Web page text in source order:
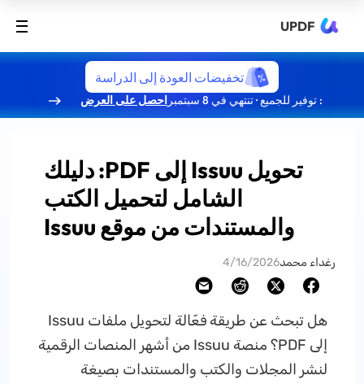
UPDF
تخفيضات العودة إلى الدراسة
: توفير للجميع · تنتهي في 8 سبتمبر احصل على العرض
تحويل Issuu إلى PDF: دليلك
الشامل لتحميل الكتب
والمستندات من موقع Issuu
رغداء محمد4/16/2026
هل تبحث عن طريقة فعّالة لتحويل ملفات Issuu
إلى PDF؟ منصة Issuu من أشهر المنصات الرقمية
لنشر المجلات والكتب والمستندات بصيغة